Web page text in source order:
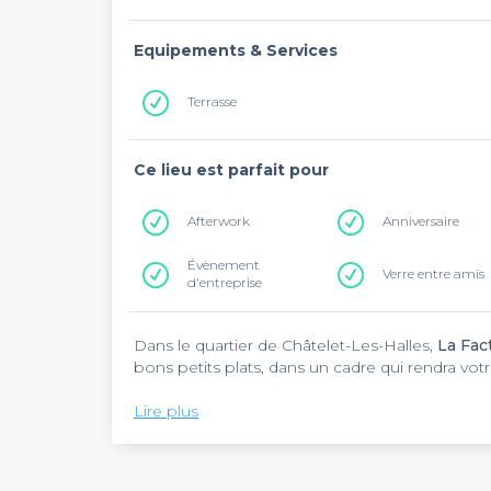
Equipements & Services
Terrasse
Ce lieu est parfait pour
Afterwork Anniversaire
Évènement
d'entreprise
Verre entre amis
Dans le quartier de Châtelet-Les-Halles, La
bons petits plats, dans un cadre qui rendra
Un décor au style industriel accueille les
Lire plus